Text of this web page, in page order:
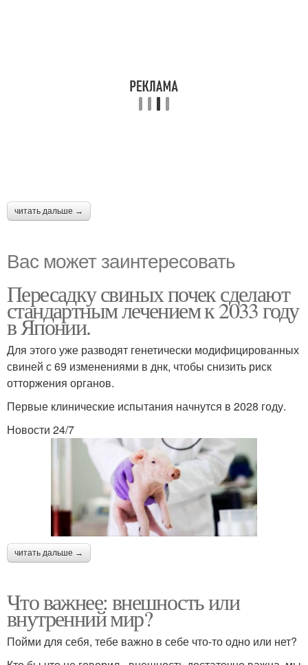
читать дальше →
Вас может заинтересовать
Пересадку свиных почек сделают
стандартным лечением к 2033 году
в Японии.
Для этого уже разводят генетически модифицированных
свиней с 69 изменениями в днк, чтобы снизить риск
отторжения органов.
Первые клинические испытания начнутся в 2028 году.
Новости 24/7
читать дальше →
Что важнее: внешность или
внутренний мир?
Пойми для себя, тебе важно в себе что-то одно или нет?